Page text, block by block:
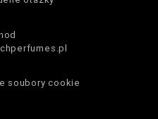
soubory cookie